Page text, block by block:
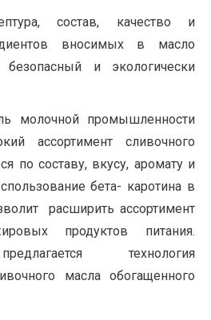
состав, качество и
вносимых в масло
безопасный и экологически
молочной промышленности
ассортимент сливочного
по составу, вкусу, аромату и
бета- каротина в
расширить acсортимент
продуктов питания.
технология
масла обогащенного